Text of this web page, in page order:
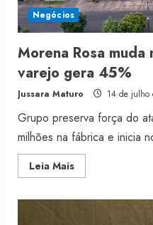
Negócios
Morena Rosa
varejo gera 45%
Jussara Maturo 14 de julho
Grupo preserva força do
milhões na fábrica e inicia
Leia MaisRead
more